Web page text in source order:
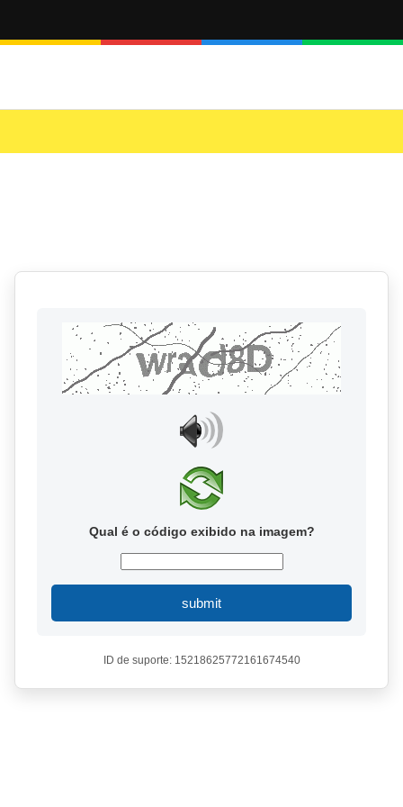
Qual é o código exibido na imagem?
submit
ID de suporte: 15218625772161674540